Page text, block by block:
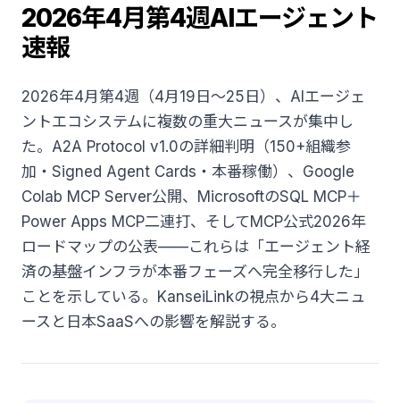
2026年4月第4週AIエージェント
速報
2026年4月第4週（4月19日〜25日）、AIエージェ
ントエコシステムに複数の重大ニュースが集中し
た。A2A Protocol v1.0の詳細判明（150+組織参
加・Signed Agent Cards・本番稼働）、Google
Colab MCP Server公開、MicrosoftのSQL MCP＋
Power Apps MCP二連打、そしてMCP公式2026年
ロードマップの公表——これらは「エージェント経
済の基盤インフラが本番フェーズへ完全移行した」
ことを示している。KanseiLinkの視点から4大ニュ
ースと日本SaaSへの影響を解説する。